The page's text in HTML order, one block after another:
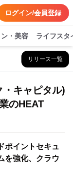
ログイン/会員登録
・美容 ライフスタ
リリース一覧
キャピタル)
のHEAT
ポイントセキュ
を強化、クラウ